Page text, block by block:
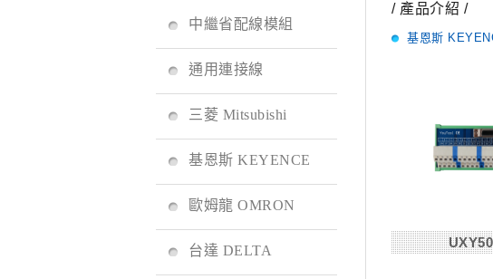
中繼省配線模組
通用連接線
三菱 Mitsubishi
基恩斯 KEYENCE
歐姆龍 OMRON
台達 DELTA
/ 產品介紹 /
基恩斯